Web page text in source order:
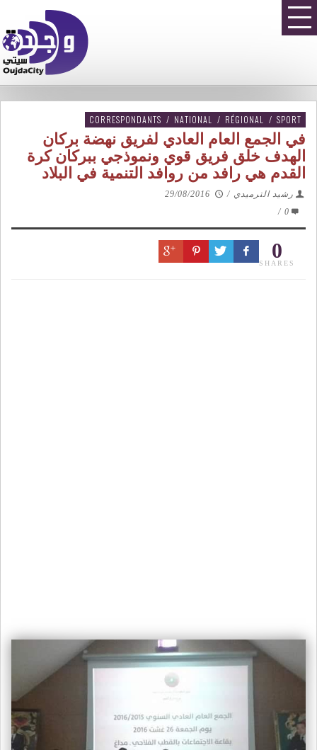
CORRESPONDANTS / NATIONAL / RÉGIONAL / SPORT
في الجمع العام العادي لفريق نهضة بركان
الهدف خلق فريق قوي ونموذجي ببركان كرة
القدم هي رافد من روافد التنمية في البلاد
رشيد الترميدي /
29/08/2016
0
/
0
SHARES